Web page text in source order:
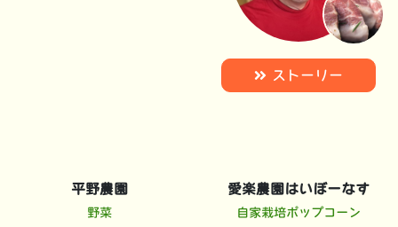
ストーリー
平野農園
野菜
愛楽農園はいぼーなす
自家栽培ポップコーン